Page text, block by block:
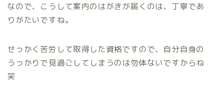
なので、こうして案内のはがきが届くのは、丁寧であ
りがたいですね。
せっかく苦労して取得した資格ですので、自分自身の
うっかりで見過ごしてしまうのは勿体ないですからね
笑